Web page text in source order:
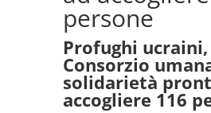
persone
Profughi
Consorzio
solidarietà
accogliere 116